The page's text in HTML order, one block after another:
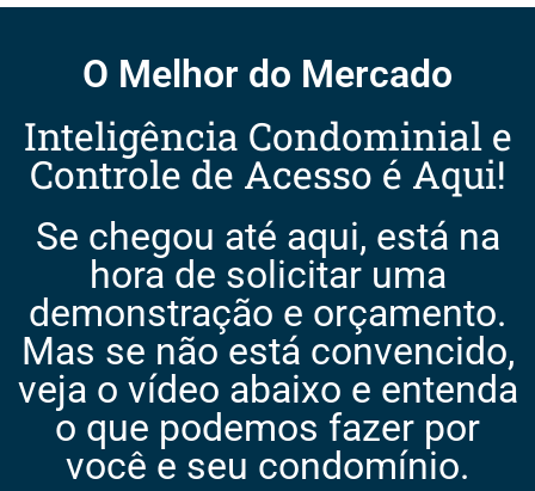
O Melhor do Mercado
Inteligência Condominial e
Controle de Acesso é Aqui!
Se chegou até aqui, está na
hora de solicitar uma
demonstração e orçamento.
Mas se não está convencido,
veja o vídeo abaixo e entenda
o que podemos fazer por
você e seu condomínio.